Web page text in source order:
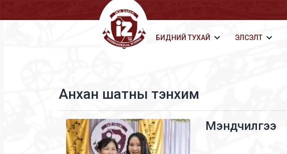
БИДНИЙ ТУХАЙ ЭЛСЭЛТ
Анхан шатны тэнхим
Мэндчилгээ